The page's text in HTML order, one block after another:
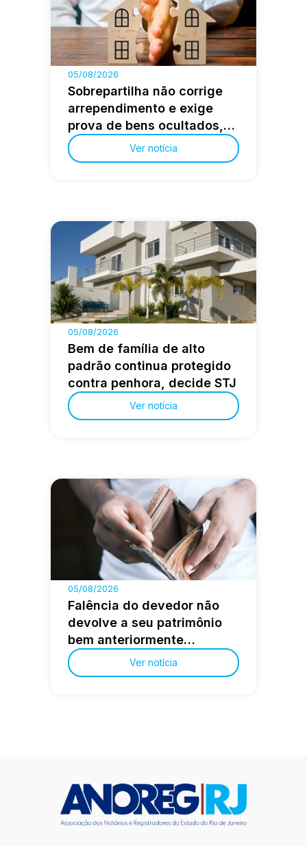
05/08/2026
Sobrepartilha não corrige
arrependimento e exige
prova de bens ocultados,
decide STJVer notícia
05/08/2026
Bem de família de alto
padrão continua protegido
contra penhora, decide STJ
Ver notícia
05/08/2026
Falência do devedor não
devolve a seu patrimônio
bem anteriormente
alienado em fraude à
execução
Ver notícia